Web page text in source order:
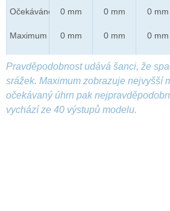
Očekáváno
Maximum
0 mm
0 mm
0 mm
0 mm
0 mm
0 mm
Pravděpodobnost udává šanci, že
srážek. Maximum zobrazuje nejvyšší
očekávaný úhrn pak
vychází ze 40 výstupů modelu.